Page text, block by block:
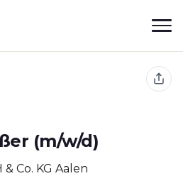
(m/w/d)
Co. KG Aalen